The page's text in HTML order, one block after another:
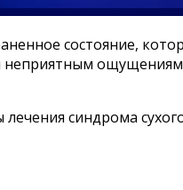
состояние,
синдрома сухого